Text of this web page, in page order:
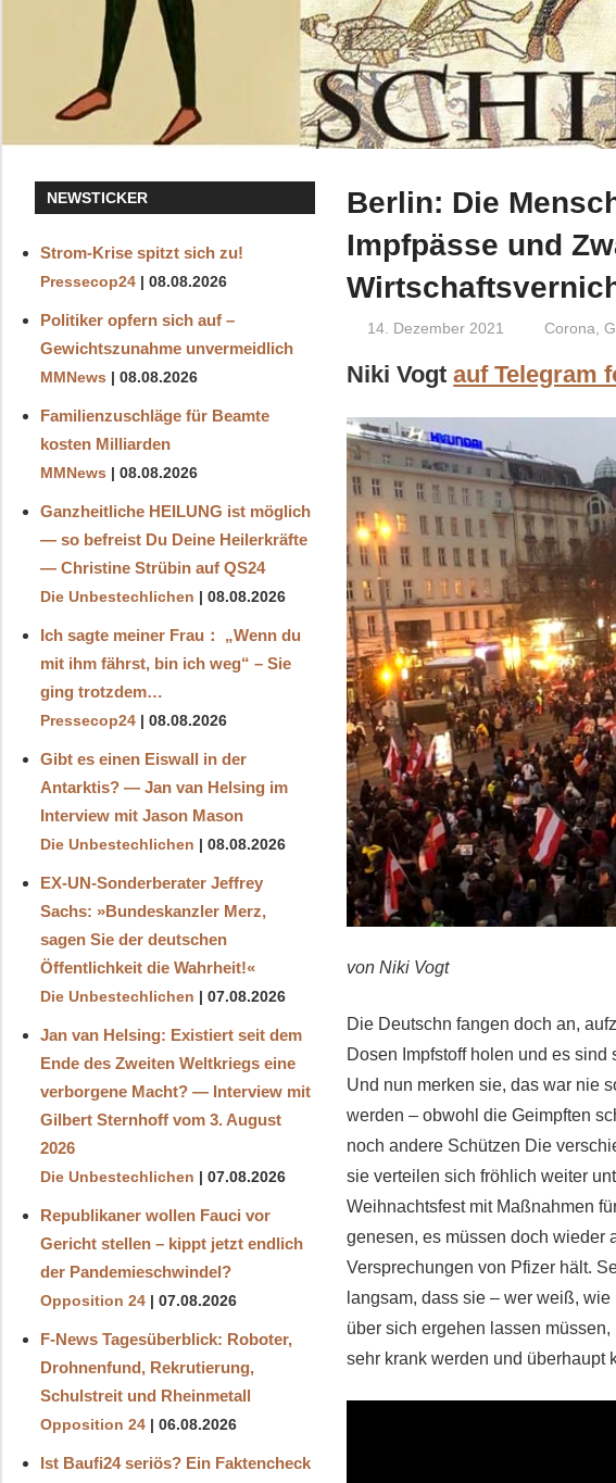
Berlin: Die
Impfpässe und
14. Dezember 2021 Niki Vogt
Corona
Niki Vogtauf Telegram
von Niki Vogt
Die Deutschn fangen doch an,
Dosen Impfstoff holen und es
Und nun merken sie, das war nie
werden – obwohl die Geimpften
noch andere Schützen Die
sie verteilen sich fröhlich weiter
Weihnachtsfest mit Maßnahmen
genesen, es müssen doch wieder
Versprechungen von Pfizer hält.
langsam, dass sie – wer weiß,
über sich ergehen lassen
sehr krank werden und überhaupt
NEWSTICKER
Strom-Krise spitzt sich zu!
Pressecop24 08.08.2026
Politiker opfern sich auf –
Gewichtszunahme unvermeidlich
MMNews 08.08.2026
Familienzuschläge für Beamte
kosten Milliarden
MMNews 08.08.2026
Ganzheitliche HEILUNG ist möglich
— so befreist Du Deine Heilerkräfte
— Christine Strübin auf QS24
Die Unbestechlichen 08.08.2026
Ich sagte meiner Frau： „Wenn du
mit ihm fährst, bin ich weg“ – Sie
ging trotzdem…
Pressecop24 08.08.2026
Gibt es einen Eiswall in der
Antarktis? — Jan van Helsing im
Interview mit Jason Mason
Die Unbestechlichen 08.08.2026
EX-UN-Sonderberater Jeffrey
Sachs: »Bundeskanzler Merz,
sagen Sie der deutschen
Öffentlichkeit die Wahrheit!«
Die Unbestechlichen 07.08.2026
Jan van Helsing: Existiert seit dem
Ende des Zweiten Weltkriegs eine
verborgene Macht? — Interview mit
Gilbert Sternhoff vom 3. August
2026
Die Unbestechlichen 07.08.2026
Republikaner wollen Fauci vor
Gericht stellen – kippt jetzt endlich
der Pandemieschwindel?
Opposition 24 07.08.2026
F-News Tagesüberblick: Roboter,
Drohnenfund, Rekrutierung,
Schulstreit und Rheinmetall
Opposition 24 06.08.2026
Ist Baufi24 seriös? Ein Faktencheck